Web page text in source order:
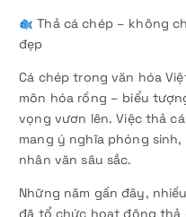
Thả cá chép – không
đẹp
Cá chép trong văn hóa
môn hóa rồng – biểu
vọng vươn lên. Việc thả
mang ý nghĩa phóng
nhân văn sâu sắc.
Những năm gần đây,
đã tổ chức hoạt động thả